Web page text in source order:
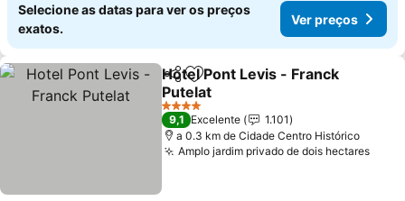
Selecione as datas para ver os preços
exatos.
Ver preços
PartilharAdicionar aos favoritos
Hotel Pont Levis - Franck
Putelat
4 Estrelas
9,1 Excelente
1.101
a 0.3 km de Cidade Centro Histórico
Amplo jardim privado de dois hectares